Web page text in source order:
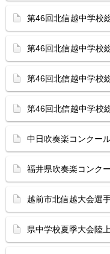
第46回北信越中学
第46回北信越中学
第46回北信越中学校
第46回北信越中学校
中日吹奏楽コンクー
福井県吹奏楽コンク
越前市北信越大会選
県中学校夏季大会陸